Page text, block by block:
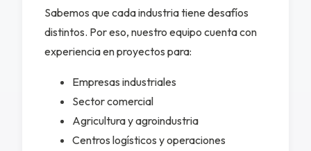
Sabemos que cada industria tiene desafíos
distintos. Por eso, nuestro equipo cuenta con
experiencia en proyectos para:
Empresas industriales
Sector comercial
Agricultura y agroindustria
Centros logísticos y operaciones